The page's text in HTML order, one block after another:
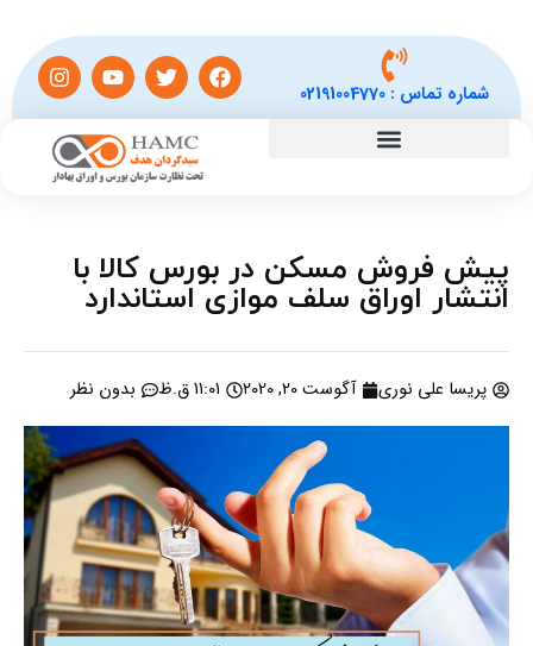
شماره تماس :02191004770
پیش فروش مسکن در بورس کالا با
انتشار اوراق سلف موازی استاندارد
پریسا علی نوری آگوست 20, 2020 11:01 ق.ظ بدون نظر